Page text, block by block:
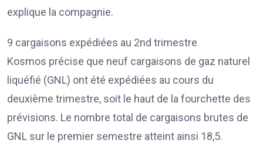
explique la compagnie.
9 cargaisons expédiées au 2nd trimestre
Kosmos précise que neuf cargaisons de gaz naturel
liquéfié (GNL) ont été expédiées au cours du
deuxième trimestre, soit le haut de la fourchette des
prévisions. Le nombre total de cargaisons brutes de
GNL sur le premier semestre atteint ainsi 18,5.